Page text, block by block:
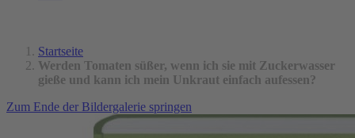
Startseite
Werden Tomaten süßer, wenn ich sie mit Zuckerwasser
gieße und kann ich mein Unkraut einfach aufessen?
Zum Ende der Bildergalerie springen